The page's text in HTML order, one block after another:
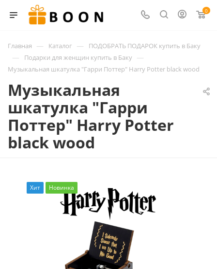
0
Главная — Каталог — ПОДОБРАТЬ ПОДАРОК купить в Баку
— Подарки для женщин купить в Баку —
Музыкальная шкатулка "Гарри Поттер" Harry Potter black wood
Музыкальная
шкатулка "Гарри
Поттер" Harry Potter
black wood
Хит Новинка